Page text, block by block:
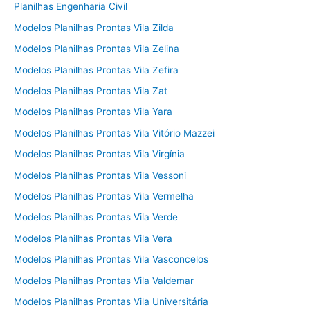
Planilhas Engenharia Civil
Modelos Planilhas Prontas Vila Zilda
Modelos Planilhas Prontas Vila Zelina
Modelos Planilhas Prontas Vila Zefira
Modelos Planilhas Prontas Vila Zat
Modelos Planilhas Prontas Vila Yara
Modelos Planilhas Prontas Vila Vitório Mazzei
Modelos Planilhas Prontas Vila Virgínia
Modelos Planilhas Prontas Vila Vessoni
Modelos Planilhas Prontas Vila Vermelha
Modelos Planilhas Prontas Vila Verde
Modelos Planilhas Prontas Vila Vera
Modelos Planilhas Prontas Vila Vasconcelos
Modelos Planilhas Prontas Vila Valdemar
Modelos Planilhas Prontas Vila Universitária